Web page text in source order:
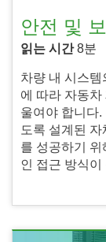
안전 및
읽는 시간8분
차량 내 시스
에 따라 자동차
울여야 합니다
도록 설계된
를 성공하기 위
인 접근 방식이